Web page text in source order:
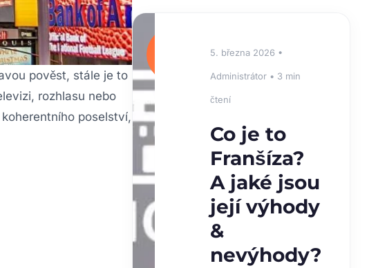
pověst, stále je to
rozhlasu nebo
poselství,
5. března 2026 •
Administrátor • 3 min
čtení
Co je to
Franšíza?
A jaké jsou
její výhody
&
nevýhody?